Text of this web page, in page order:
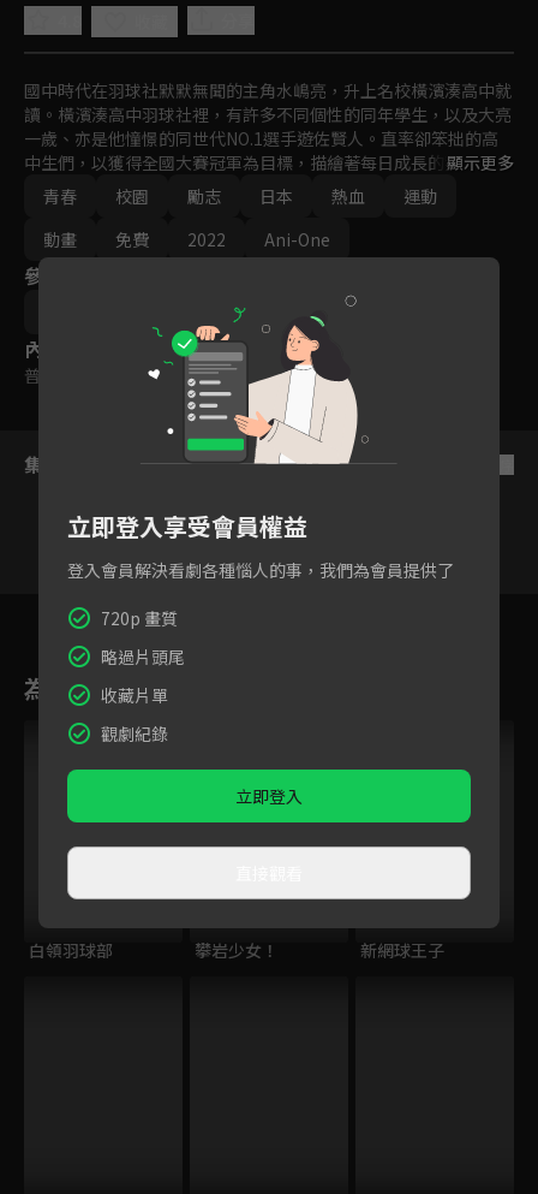
國中時代在羽球社默默無聞的主角水嶋亮，升上名校橫濱湊高中就
讀。橫濱湊高中羽球社裡，有許多不同個性的同年學生，以及大亮
一歲、亦是他憧憬的同世代NO.1選手遊佐賢人。直率卻笨拙的高
中生們，以獲得全國大賽冠軍為目標，描繪著每日成長的姿態，年
輕爽朗的青春故事！！
顯示更多
青春
校園 勵志 日本 熱血
運動
動畫
免費 2022 Ani-One
參與演員
內容標籤
普遍級
集數列表
14 15
為您推薦
白領羽球部 攀岩少女！ 新網球王子
立即登入享受會員權益
登入會員解決看劇各種惱人的事，我們為會員提供了
720p 畫質
略過片頭尾
收藏片單
觀劇紀錄
立即登入